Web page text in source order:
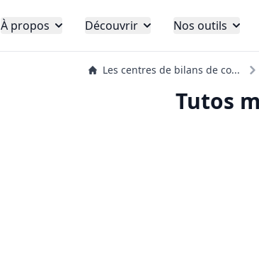
À propos Découvrir Nos outils
Les centres de bilans de co...
Tutos